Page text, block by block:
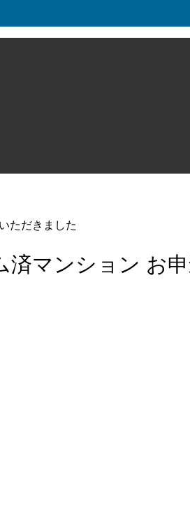
ただきました
マンション お